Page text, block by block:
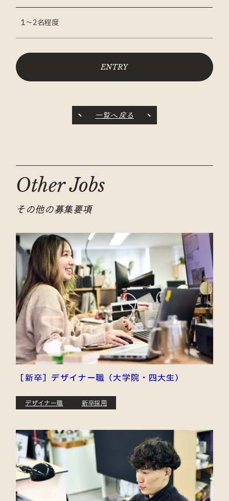
1～2名程度
ENTRY
一覧へ戻る
Other Jobs
その他の募集要項
［新卒］デザイナー職（大学院・四大生）
デザイナー職 新卒採用